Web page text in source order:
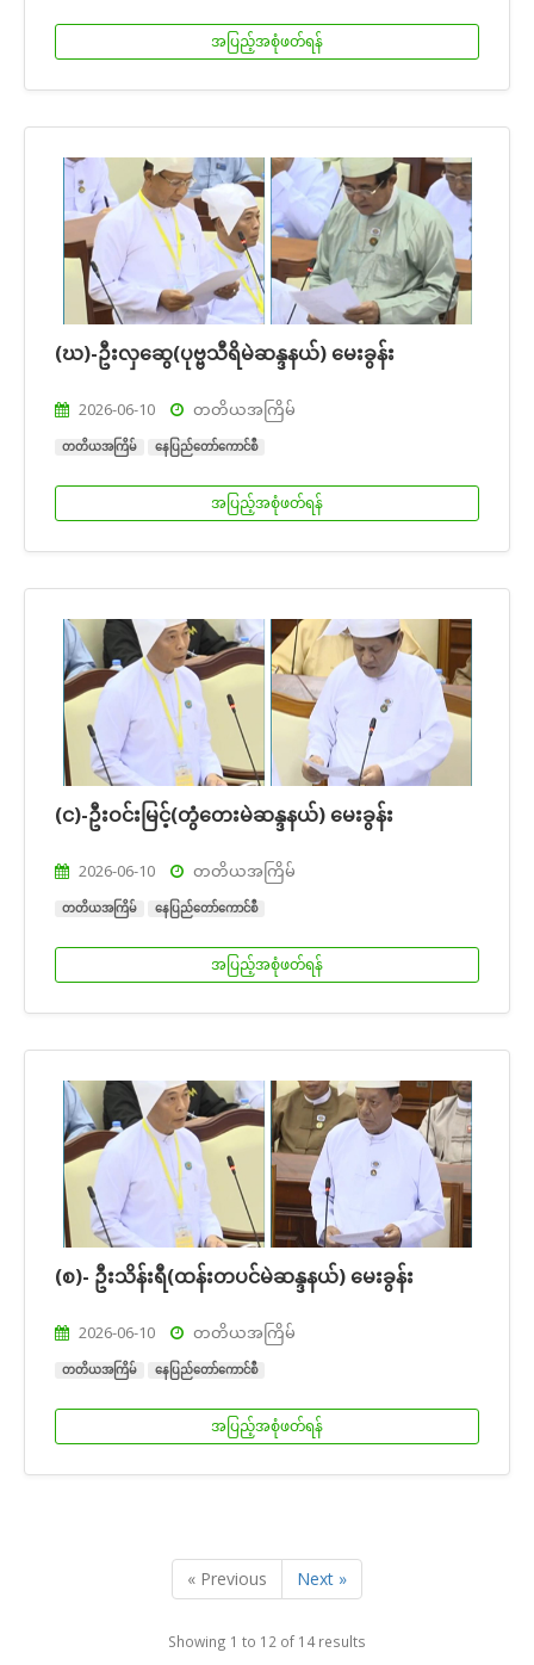
အပြည့်အစုံဖတ်ရန်
(ဃ)-ဦးလှဆွေ(ပုဗ္ဗသီရိမဲဆန္ဒနယ်) မေးခွန်း
2026-06-10 တတိယအကြိမ်
တတိယအကြိမ် နေပြည်တော်ကောင်စီ
အပြည့်အစုံဖတ်ရန်
(င)-ဦးဝင်းမြင့်(တွံတေးမဲဆန္ဒနယ်) မေးခွန်း
2026-06-10 တတိယအကြိမ်
တတိယအကြိမ် နေပြည်တော်ကောင်စီ
အပြည့်အစုံဖတ်ရန်
(စ)- ဦးသိန်းရီ(ထန်းတပင်မဲဆန္ဒနယ်) မေးခွန်း
2026-06-10 တတိယအကြိမ်
တတိယအကြိမ် နေပြည်တော်ကောင်စီ
အပြည့်အစုံဖတ်ရန်
« Previous Next »
Showing 1 to 12 of 14results